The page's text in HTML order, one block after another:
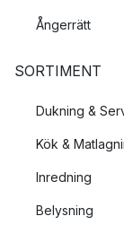
Ångerrätt
SORTIMENT
Dukning &
Kök &
Inredning
Belysning